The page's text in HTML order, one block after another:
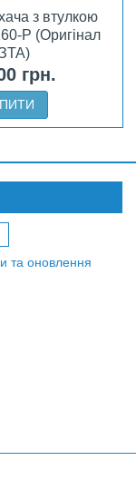
з втулкою
Р (Оригінал
грн.
та оновлення